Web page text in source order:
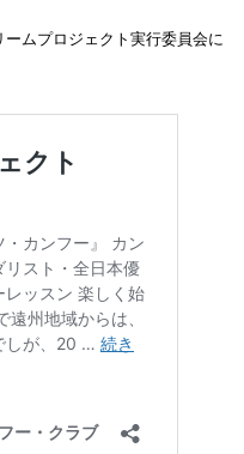
ムプロジェクト実行委員会に